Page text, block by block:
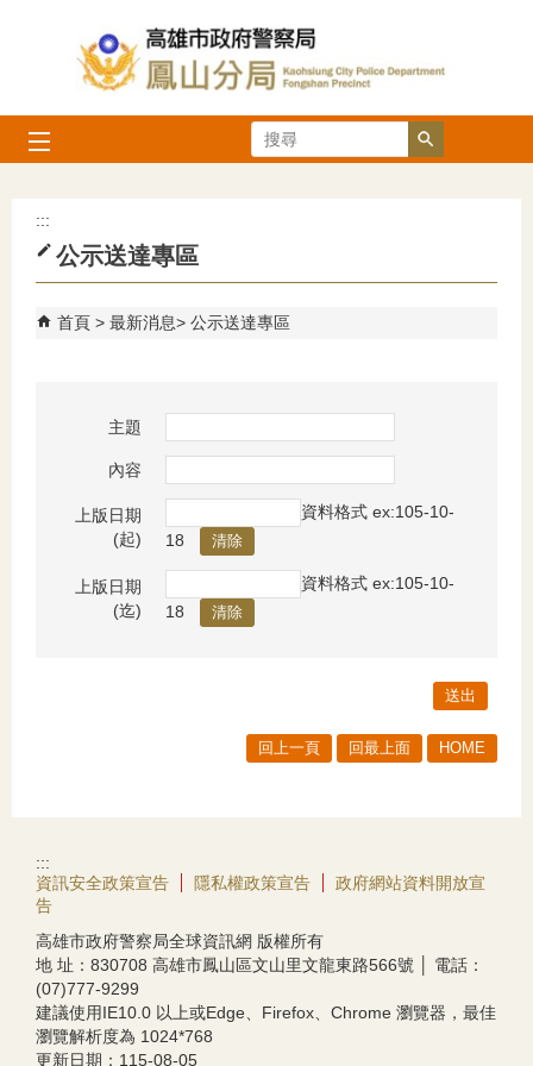
搜尋
:::
公示送達專區
首頁 最新消息 公示送達專區
主題
內容
上版日期
(起)
資料格式 ex:105-10-
18
上版日期
(迄)
資料格式 ex:105-10-
18
回上一頁 回最上面 HOME
:::
資訊安全政策宣告
隱私權政策宣告
政府網站資料開放宣
告
高雄市政府警察局全球資訊網 版權所有
地 址：830708 高雄市鳳山區文山里文龍東路566號 │ 電話：
(07)777-9299
建議使用IE10.0 以上或Edge、Firefox、Chrome 瀏覽器，最佳
瀏覽解析度為 1024*768
更新日期： 115-08-05